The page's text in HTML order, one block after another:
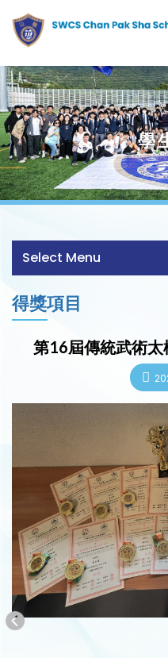
學
Select Menu
得獎項目
第16屆傳統武術